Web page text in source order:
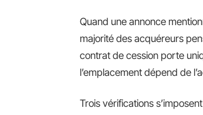
Quand une annonce
majorité des acquéreurs
contrat de cession porte
l’emplacement dépend de
Trois vérifications